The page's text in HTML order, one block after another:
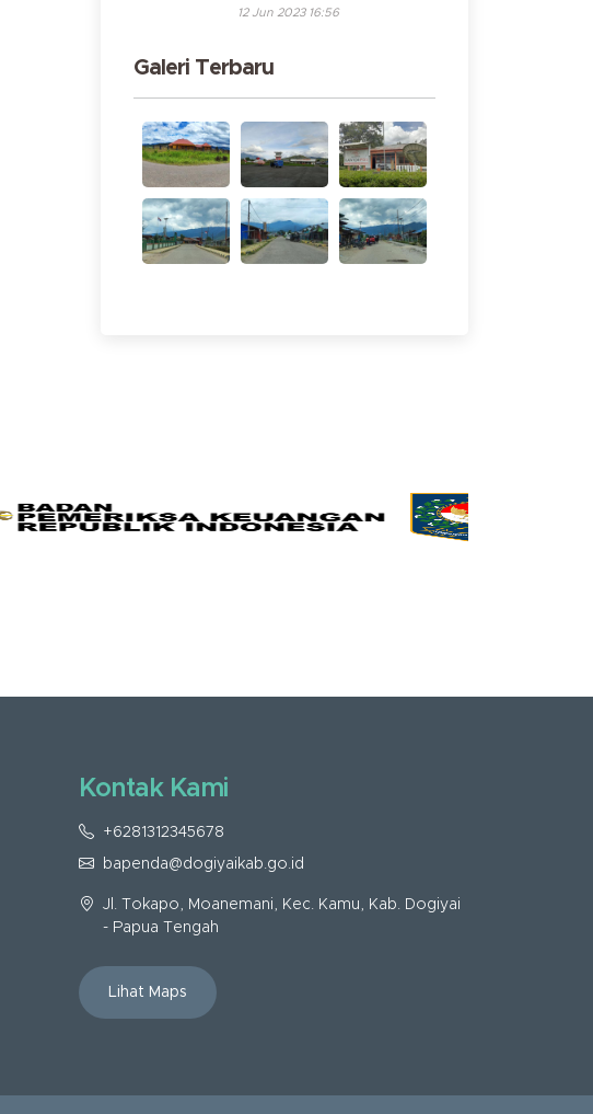
12 Jun 2023 16:56
Galeri Terbaru
Kontak Kami
+6281312345678
bapenda@dogiyaikab.go.id
Jl. Tokapo, Moanemani, Kec. Kamu, Kab. Dogiyai
- Papua Tengah
Lihat Maps